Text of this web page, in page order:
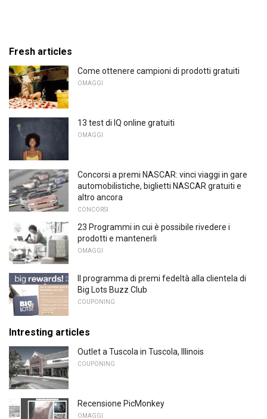
Fresh articles
Come ottenere campioni di prodotti gratuiti
OMAGGI
13 test di IQ online gratuiti
OMAGGI
Concorsi a premi NASCAR: vinci viaggi in gare
automobilistiche, biglietti NASCAR gratuiti e
altro ancora
CONCORSI
23 Programmi in cui è possibile rivedere i
prodotti e mantenerli
OMAGGI
Il programma di premi fedeltà alla clientela di
Big Lots Buzz Club
COUPONING
Intresting articles
Outlet a Tuscola in Tuscola, Illinois
COUPONING
Recensione PicMonkey
OMAGGI